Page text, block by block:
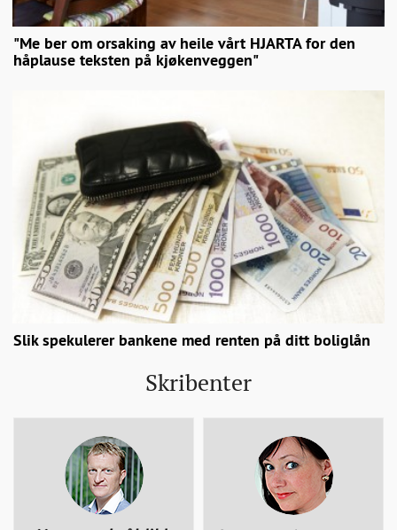
"Me ber om orsaking av heile vårt HJARTA for den
håplause teksten på kjøkenveggen"
Slik spekulerer bankene med renten på ditt boliglån
Skribenter